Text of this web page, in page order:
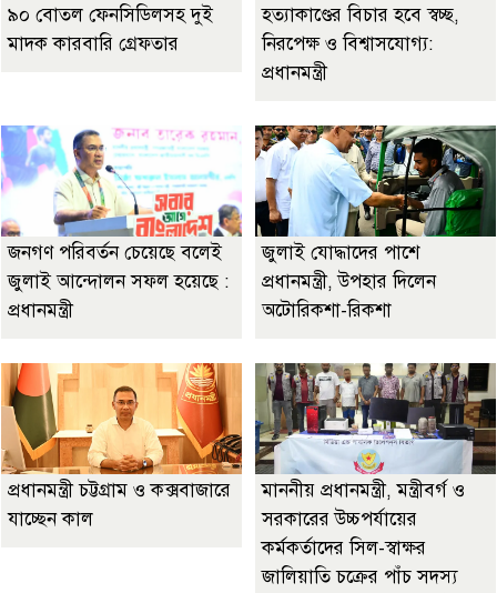
৯০ বোতল ফেনসিডিলসহ দুই
মাদক কারবারি গ্রেফতার
হত্যাকাণ্ডের বিচার হবে স্বচ্ছ,
নিরপেক্ষ ও বিশ্বাসযোগ্য:
প্রধানমন্ত্রী
জনগণ পরিবর্তন চেয়েছে বলেই
জুলাই আন্দোলন সফল হয়েছে :
প্রধানমন্ত্রী
জুলাই যোদ্ধাদের পাশে
প্রধানমন্ত্রী, উপহার দিলেন
অটোরিকশা-রিকশা
প্রধানমন্ত্রী চট্টগ্রাম ও কক্সবাজারে
যাচ্ছেন কাল
মাননীয় প্রধানমন্ত্রী, মন্ত্রীবর্গ ও
সরকারের উচ্চপর্যায়ের
কর্মকর্তাদের সিল-স্বাক্ষর
জালিয়াতি চক্রের পাঁচ সদস্য